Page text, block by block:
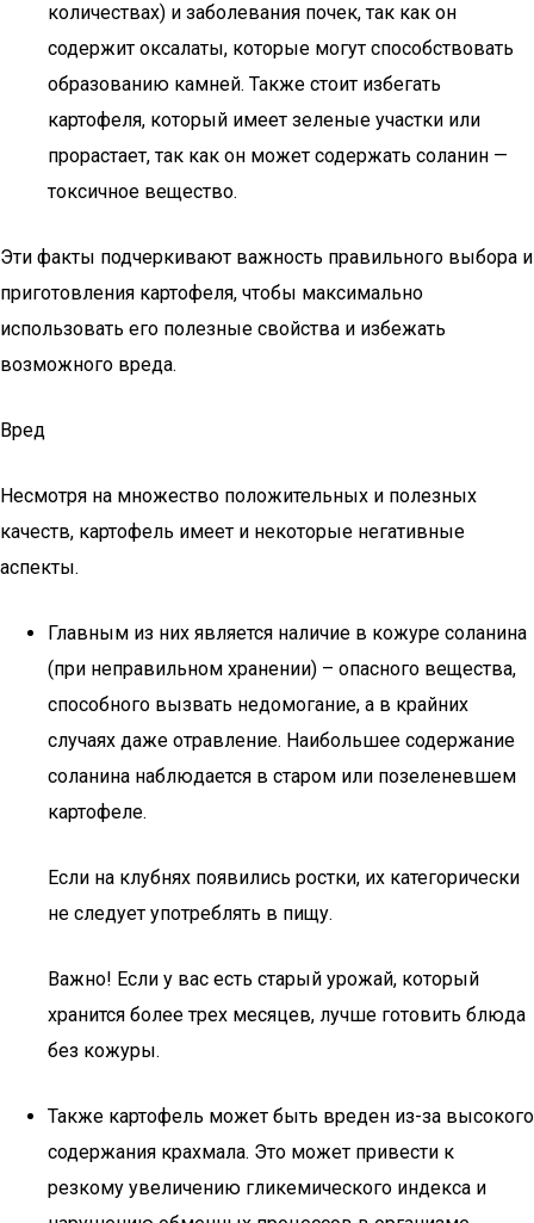
количествах) и заболевания почек, так как он
содержит оксалаты, которые могут способствовать
образованию камней. Также стоит избегать
картофеля, который имеет зеленые участки или
прорастает, так как он может содержать соланин —
токсичное вещество.
Эти факты подчеркивают важность правильного выбора и
приготовления картофеля, чтобы максимально
использовать его полезные свойства и избежать
возможного вреда.
Вред
Несмотря на множество положительных и полезных
качеств, картофель имеет и некоторые негативные
аспекты.
Главным из них является наличие в кожуре соланина
(при неправильном хранении) – опасного вещества,
способного вызвать недомогание, а в крайних
случаях даже отравление. Наибольшее содержание
соланина наблюдается в старом или позеленевшем
картофеле.
Если на клубнях появились ростки, их категорически
не следует употреблять в пищу.
Важно! Если у вас есть старый урожай, который
хранится более трех месяцев, лучше готовить блюда
без кожуры.
Также картофель может быть вреден из-за высокого
содержания крахмала. Это может привести к
резкому увеличению гликемического индекса и